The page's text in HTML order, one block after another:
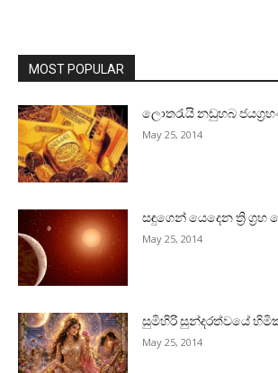
MOST POPULAR
ලොතරැයි නඩුහබ
May 25, 2014
සඳුගෙන් යෙදෙන ත්‍රි ග්‍රහ
May 25, 2014
සුමිහිරි සුන්දරත්වයේ
May 25, 2014